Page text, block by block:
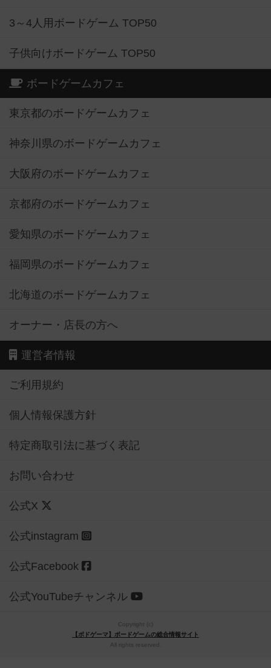
3～4人用ボードゲーム TOP50
子供向けボードゲーム TOP50
ボードゲームカフェ
東京都のボードゲームカフェ
神奈川県のボードゲームカフェ
大阪府のボードゲームカフェ
京都府のボードゲームカフェ
愛知県のボードゲームカフェ
福岡県のボードゲームカフェ
北海道のボードゲームカフェ
オーナー・店長の方へ
運営者情報
ご利用規約
個人情報保護方針
特定商取引法に基づく表記
お問い合わせ
公式X
公式instagram
公式Facebook
公式YouTubeチャンネル
Copyright (c)
【ボドゲーマ】ボードゲームの総合情報サイト
All rights reserved.